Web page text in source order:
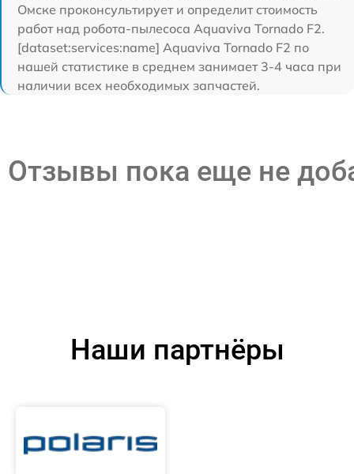
Омске проконсультирует и определит стоимость
работ над робота-пылесоса Aquaviva Tornado F2.
[dataset:services:name] Aquaviva Tornado F2 по
нашей статистике в среднем занимает 3-4 часа при
наличии всех необходимых запчастей.
Отзывы пока еще не
Наши партнёры